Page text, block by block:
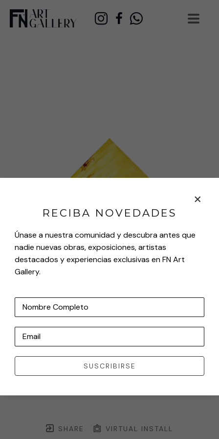
SHARE VIRTUAL INSTALL
RECIBA NOVEDADES
Únase a nuestra comunidad y descubra antes que
nadie nuevas obras, exposiciones, artistas
destacados y experiencias exclusivas en FN Art
Gallery.
Nombre Completo
Email
SUSCRIBIRSE